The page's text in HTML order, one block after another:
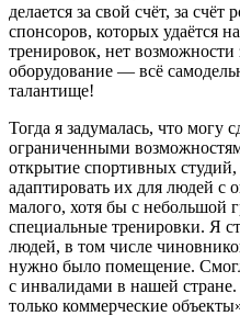
делается за свой счёт, за
спонсоров, которых удаётся
тренировок, нет возможности
оборудование — всё
талантище!
Тогда я задумалась, что могу
ограниченными
открытие спортивных студий,
адаптировать их для людей с
малого, хотя бы с небольшой
специальные тренировки. Я
людей, в том числе
нужно было помещение.
с инвалидами в нашей
только коммерческие